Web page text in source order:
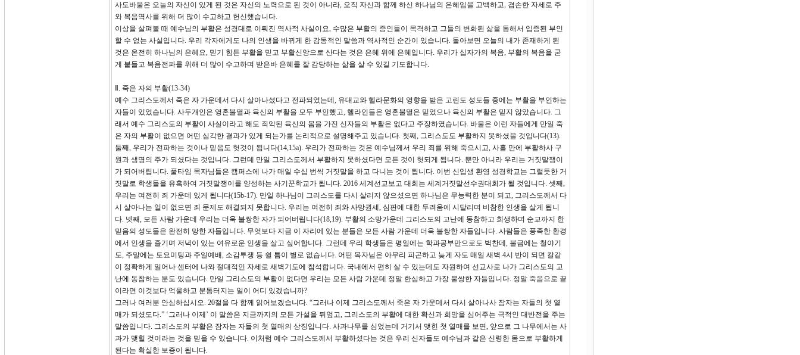
사도바울은 오늘의 자신이 있게 된 것은 자신의 노력으로 된 것이 아니라, 오직 자신과 함께 하신 하나님의 은혜임을 고백하고, 겸손한 자세로 주
와 복음역사를 위해 더 많이 수고하고 헌신했습니다.
이상을 살펴볼 때 예수님의 부활은 성경대로 이뤄진 역사적 사실이요, 수많은 부활의 증인들이 목격하고 그들의 변화된 삶을 통해서 입증된 부인
할 수 없는 사실입니다. 우리 각자에게도 나의 인생을 바뀌게 한 감동적인 말씀과 역사적인 순간이 있습니다. 돌아보면 오늘의 내가 존재하게 된
것은 온전히 하나님의 은혜요, 믿기 힘든 부활을 믿고 부활신앙으로 산다는 것은 은혜 위에 은혜입니다. 우리가 십자가의 복음, 부활의 복음을 굳
게 붙들고 복음전파를 위해 더 많이 수고하며 받은바 은혜를 잘 감당하는 삶을 살 수 있길 기도합니다.
Ⅱ. 죽은 자의 부활(13-34)
예수 그리스도께서 죽은 자 가운데서 다시 살아나셨다고 전파되었는데, 유대교와 헬라문화의 영향을 받은 고린도 성도들 중에는 부활을 부인하는
자들이 있었습니다. 사두개인은 영혼불멸과 육신의 부활을 모두 부인했고, 헬라인들은 영혼불멸은 믿었으나 육신의 부활은 믿지 않았습니다. 그
래서 예수 그리스도의 부활이 사실이라고 해도 죄악된 육신의 몸을 가진 신자들의 부활은 없다고 주장하였습니다. 바울은 이런 자들에게 만일 죽
은 자의 부활이 없으면 어떤 심각한 결과가 있게 되는가를 논리적으로 설명해주고 있습니다. 첫째, 그리스도도 부활하지 못하셨을 것입니다(13).
둘째, 우리가 전파하는 것이나 믿음도 헛것이 됩니다(14,15a). 우리가 전파하는 것은 예수님께서 우리 죄를 위해 죽으시고, 사흘 만에 부활하사 구
원과 생명의 주가 되셨다는 것입니다. 그런데 만일 그리스도께서 부활하지 못하셨다면 모든 것이 헛되게 됩니다. 뿐만 아니라 우리는 거짓말쟁이
가 되어버립니다. 풀타임 목자님들은 캠퍼스에 나가 매일 수십 번씩 거짓말을 하고 다니는 것이 됩니다. 이번 신입생 환영 성경학교는 그럴듯한 거
짓말로 학생들을 유혹하여 거짓말쟁이를 양성하는 사기꾼학교가 됩니다. 2016 세계선교보고 대회는 세계거짓말선수권대회가 될 것입니다. 셋째,
우리는 여전히 죄 가운데 있게 됩니다(15b-17). 만일 하나님이 그리스도를 다시 살리지 않으셨으면 하나님은 무능력한 분이 되고, 그리스도께서 다
시 살아나는 일이 없으면 죄 문제도 해결되지 못합니다. 우리는 여전히 죄와 사망권세, 심판에 대한 두려움에 시달리며 비참한 인생을 살게 됩니
다. 넷째, 모든 사람 가운데 우리는 더욱 불쌍한 자가 되어버립니다(18,19). 부활의 소망가운데 그리스도의 고난에 동참하고 희생하며 순교까지 한
믿음의 성도들은 완전히 망한 자들입니다. 무엇보다 지금 이 자리에 있는 분들은 모든 사람 가운데 더욱 불쌍한 자들입니다. 사람들은 풍족한 환경
에서 인생을 즐기며 저녁이 있는 여유로운 인생을 살고 싶어합니다. 그런데 우리 학생들은 평일에는 학과공부만으로도 벅찬데, 불금에는 철야기
도, 주말에는 토요미팅과 주일예배, 소감투쟁 등 쉴 틈이 별로 없습니다. 어떤 목자님은 아무리 피곤하고 늦게 자도 매일 새벽 4시 반이 되면 칼같
이 정확하게 일어나 센터에 나와 절대적인 자세로 새벽기도에 참석합니다. 국내에서 편히 살 수 있는데도 자원하여 선교사로 나가 그리스도의 고
난에 동참하는 분도 있습니다. 만일 그리스도의 부활이 없다면 우리는 모든 사람 가운데 정말 한심하고 가장 불쌍한 자들입니다. 정말 죽음으로 끝
이라면 이것보다 억울하고 분통터지는 일이 어디 있겠습니까?
그러나 여러분 안심하십시오. 20절을 다 함께 읽어보겠습니다. “그러나 이제 그리스도께서 죽은 자 가운데서 다시 살아나사 잠자는 자들의 첫 열
매가 되셨도다.” ‘그러나 이제’ 이 말씀은 지금까지의 모든 가설을 뒤엎고, 그리스도의 부활에 대한 확신과 희망을 심어주는 극적인 대반전을 주는
말씀입니다. 그리스도의 부활은 잠자는 자들의 첫 열매의 상징입니다. 사과나무를 심었는데 거기서 맺힌 첫 열매를 보면, 앞으로 그 나무에서는 사
과가 맺힐 것이라는 것을 믿을 수 있습니다. 이처럼 예수 그리스도께서 부활하셨다는 것은 우리 신자들도 예수님과 같은 신령한 몸으로 부활하게
된다는 확실한 보증이 됩니다.